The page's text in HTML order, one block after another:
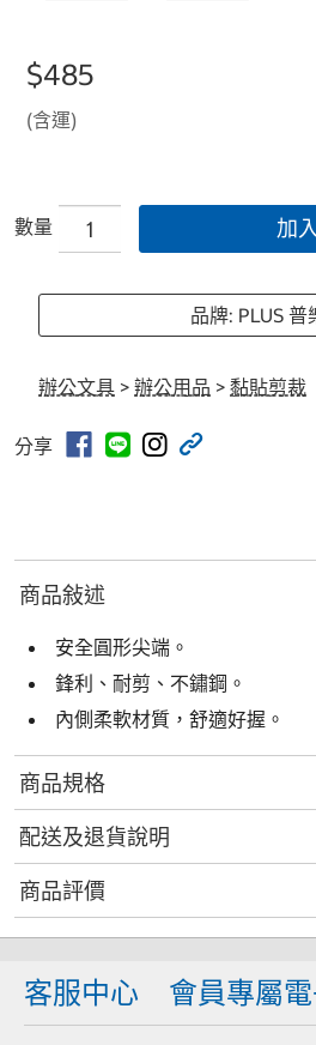
$485
(含運)
數量 加
品牌: PLUS 普
辦公文具 > 辦公用品 > 黏貼剪裁
分享
商品敍述
安全圓形尖端。
鋒利、耐剪、不鏽鋼。
內側柔軟材質，舒適好握。
商品規格
配送及退貨說明
商品評價
客服中心 會員專屬